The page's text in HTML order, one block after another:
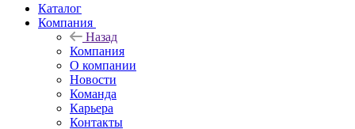
Каталог
Компания
Назад
Компания
О компании
Новости
Команда
Карьера
Контакты